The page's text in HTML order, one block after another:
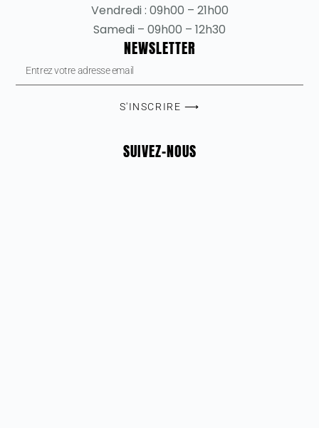
Vendredi : 09h00 – 21h00
Samedi – 09h00 – 12h30
NEWSLETTER
S'INSCRIRE ⟶
SUIVEZ-NOUS